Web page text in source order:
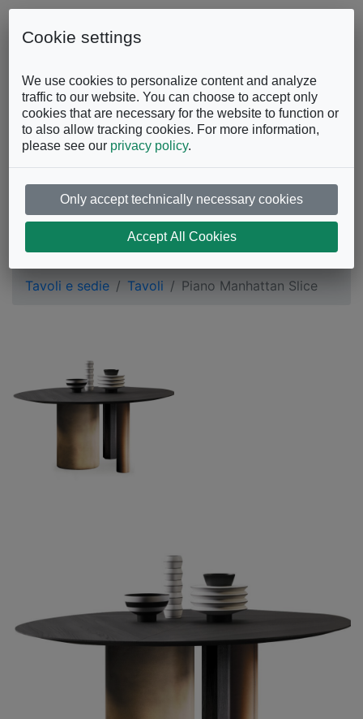
Skip to content
FacebookInstagramYouTube
Piano Manhattan
Slice
Tavoli e sedie Tavoli Piano Manhattan Slice
Cookie settings
We use cookies to personalize content and analyze
traffic to our website. You can choose to accept only
cookies that are necessary for the website to function or
to also allow tracking cookies. For more information,
please see our privacy policy.
Only accept technically necessary cookies
Accept All Cookies